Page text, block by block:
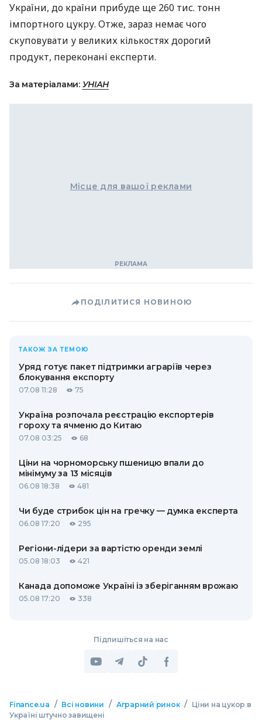
України, до країни прибуде ще 260 тис. тонн
імпортного цукру. Отже, зараз немає чого
скуповувати у великих кількостях дорогий
продукт, переконані експерти.
За матеріалами: УНІАН
Місце для вашої реклами
ПОДІЛИТИСЯ НОВИНОЮ
ТАКОЖ ЗА ТЕМОЮ
Уряд готує пакет підтримки аграріїв через
блокування експорту
07.08 11:28 75
Україна розпочала реєстрацію експортерів
гороху та ячменю до Китаю
07.08 03:25 68
Ціни на чорноморську пшеницю впали до
мінімуму за 13 місяців
06.08 18:38 481
Чи буде стрибок цін на гречку — думка експерта
06.08 17:20 295
Регіони-лідери за вартістю оренди землі
05.08 18:03 421
Канада допоможе Україні із зберіганням врожаю
05.08 17:20 338
Підпишіться на нас
Finance.ua / Всі новини / Аграрний ринок / Ціни на цукор в
Україні штучно завищені